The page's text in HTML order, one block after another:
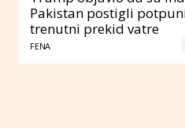
Pakistan postigli
trenutni prekid vatre
FENA